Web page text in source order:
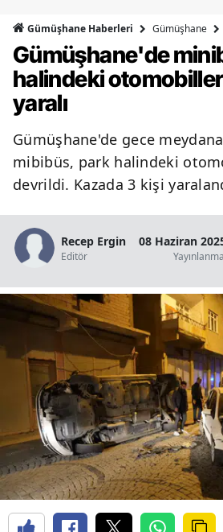
Bitlis
Gümüşhane Haberleri Gümüşhane
Gümüşhane'de
halindeki
yaralı
Gümüşhane'de gece
mibibüs, park halindeki
devrildi. Kazada 3 kişi
Recep Ergin
Editör
08 Haziran
Yayınlanma